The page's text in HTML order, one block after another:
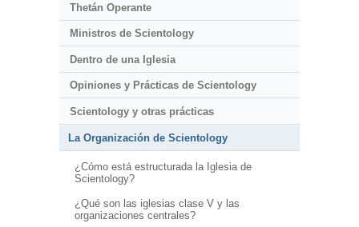
Thetán Operante
Ministros de Scientology
Dentro de una Iglesia
Opiniones y Prácticas de Scientology
Scientology y otras prácticas
La Organización de Scientology
¿Cómo está estructurada la Iglesia de
Scientology?
¿Qué son las iglesias clase V y las
organizaciones centrales?